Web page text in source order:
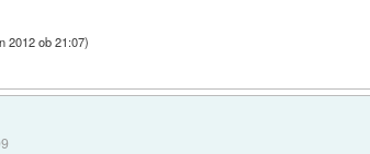
2012 ob 21:07)